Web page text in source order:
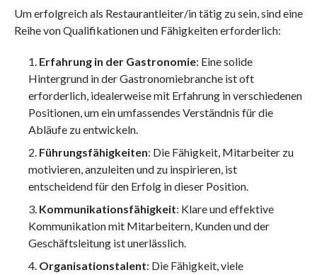
Um erfolgreich als Restaurantleiter/in tätig zu sein, sind eine
Reihe von Qualifikationen und Fähigkeiten erforderlich:
Erfahrung in der Gastronomie: Eine solide
Hintergrund in der Gastronomiebranche ist oft
erforderlich, idealerweise mit Erfahrung in verschiedenen
Positionen, um ein umfassendes Verständnis für die
Abläufe zu entwickeln.
Führungsfähigkeiten: Die Fähigkeit, Mitarbeiter zu
motivieren, anzuleiten und zu inspirieren, ist
entscheidend für den Erfolg in dieser Position.
Kommunikationsfähigkeit: Klare und effektive
Kommunikation mit Mitarbeitern, Kunden und der
Geschäftsleitung ist unerlässlich.
Organisationstalent: Die Fähigkeit, viele